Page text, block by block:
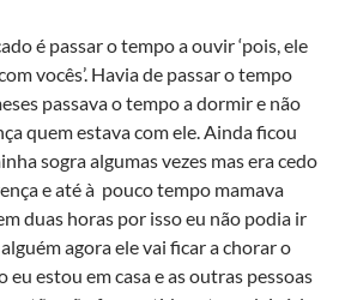
é passar o tempo a ouvir ‘pois, ele
vocês’. Havia de passar o tempo
passava o tempo a dormir e não
quem estava com ele. Ainda ficou
sogra algumas vezes mas era cedo
e até à pouco tempo mamava
duas horas por isso eu não podia ir
agora ele vai ficar a chorar o
estou em casa e as outras pessoas